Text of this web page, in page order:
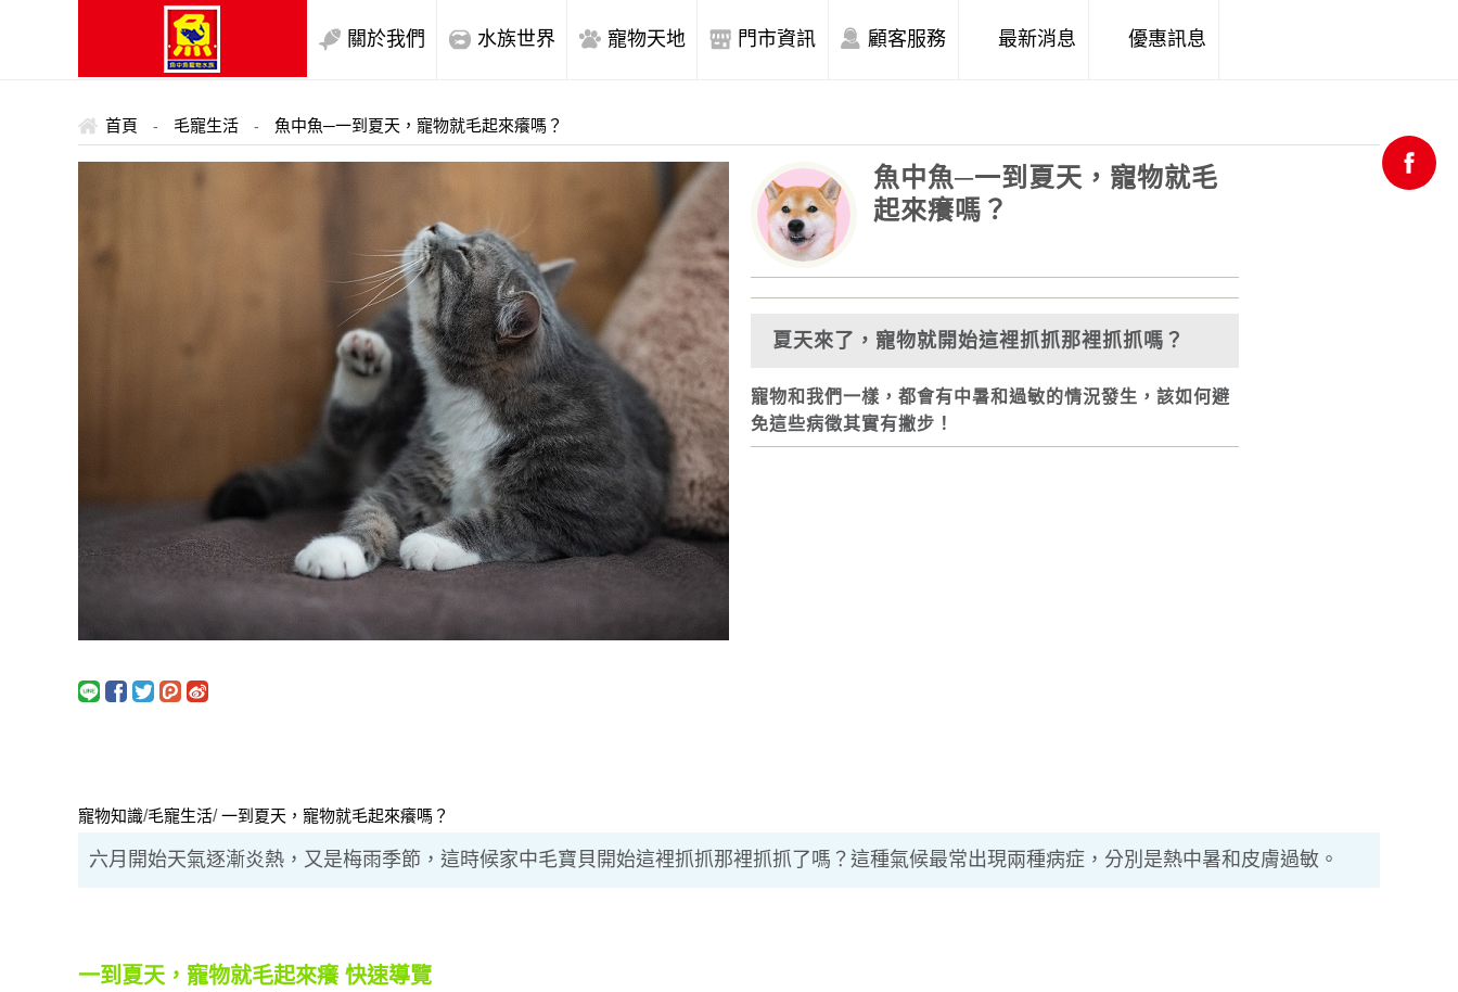
關於我們 水族世界 寵物天地 門市資訊 顧客服務 最新消息 優惠訊息
首頁 - 毛寵生活 - 魚中魚─一到夏天，寵物就毛起來癢嗎？
魚中魚─一到夏天，寵物就毛
起來癢嗎？
夏天來了，寵物就開始這裡抓抓那裡抓抓嗎？
寵物和我們一樣，都會有中暑和過敏的情況發生，該如何避
免這些病徵其實有撇步！
寵物知識/毛寵生活/一到夏天，寵物就毛起來癢嗎？
六月開始天氣逐漸炎熱，又是梅雨季節，這時候家中毛寶貝開始這裡抓抓那裡抓抓了嗎？這種氣候最常出現兩種病症，分別是熱中暑和皮膚過敏。
一到夏天，寵物就毛起來癢 快速導覽